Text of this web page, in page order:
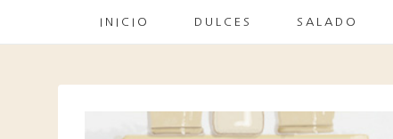
INICIO DULCES SALADO